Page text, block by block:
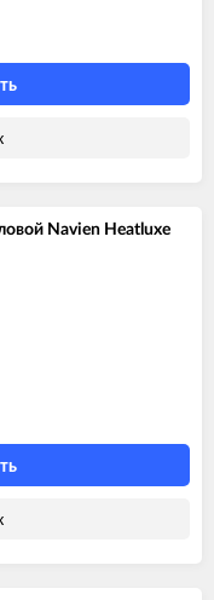
Navien Heatluxe